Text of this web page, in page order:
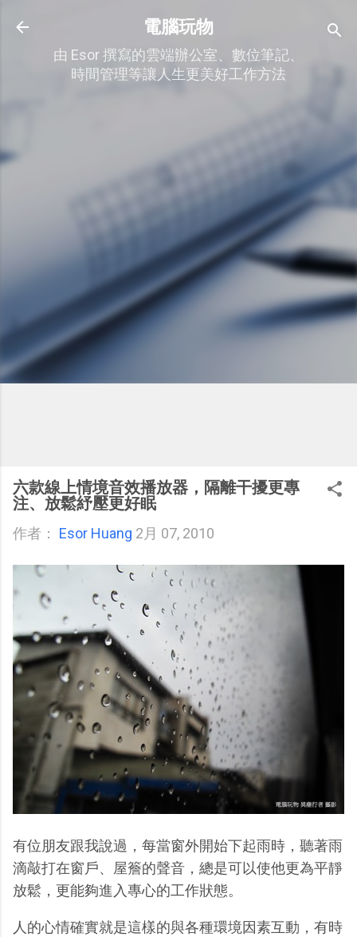
跳到主要內容
電腦玩物
由 Esor 撰寫的雲端辦公室、數位筆記、
時間管理等讓人生更美好工作方法
六款線上情境音效播放器，隔離干擾更專
注、放鬆紓壓更好眠
作者： Esor Huang 2月 07, 2010
有位朋友跟我說過，每當窗外開始下起雨時，聽著雨
滴敲打在窗戶、屋簷的聲音，總是可以使他更為平靜
放鬆，更能夠進入專心的工作狀態。
人的心情確實就是這樣的與各種環境因素互動，有時